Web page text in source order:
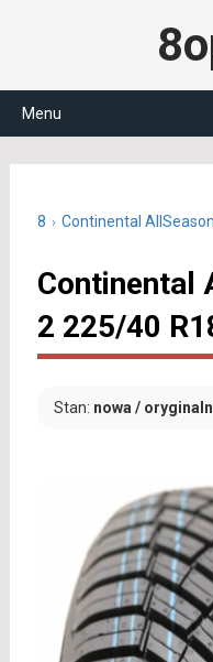
Menu
R18 Continental
Continental
2 225/40
Stan: nowa /